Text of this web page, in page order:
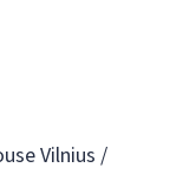
Vilnius /